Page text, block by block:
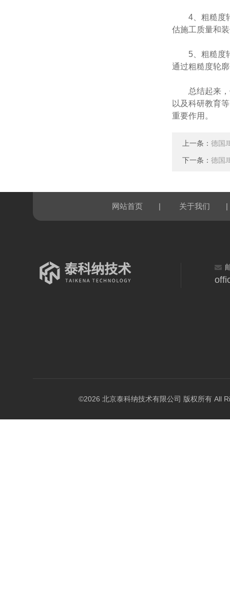
4、粗糙度轮
估施工质量和
5、粗糙度轮
通过粗糙度轮
总结起来，便
以及科研教育
重要作用。
上一条： 德国
下一条： 德国
网站首页 | 关于我们 |
©2026 北京泰科纳技术有限公司 版权所有 All